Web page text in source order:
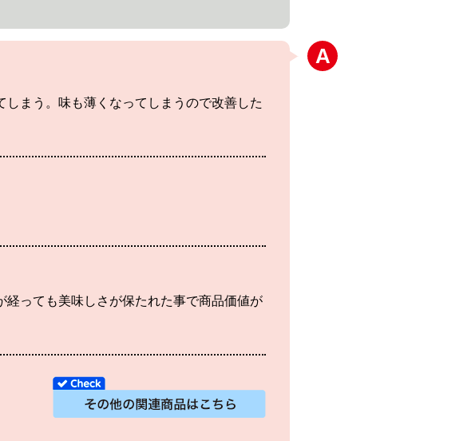
まう。味も薄くなってしまうので改善した
っても美味しさが保たれた事で商品価値が